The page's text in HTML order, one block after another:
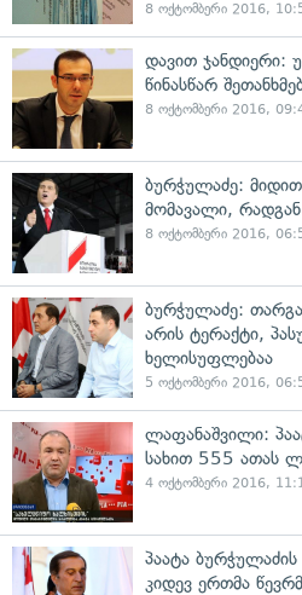
8 ოქტომბერი 2016,
დავით ჯანდიერი:
წინასწარ
8 ოქტომბერი 2016,
ბურჭულაძე:
მომავალი, რადგან
8 ოქტომბერი 2016,
ბურჭულაძე:
არის ტერაქტი,
ხელისუფლებაა
5 ოქტომბერი 2016,
ლაფანაშვილი:
სახით 555 ათას
4 ოქტომბერი 2016,
პაატა
კიდევ ერთმა